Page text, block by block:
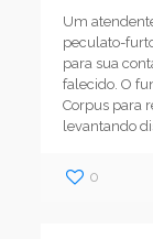
Um
peculato-
para sua
falecido. O
Corpus para
levantando
0